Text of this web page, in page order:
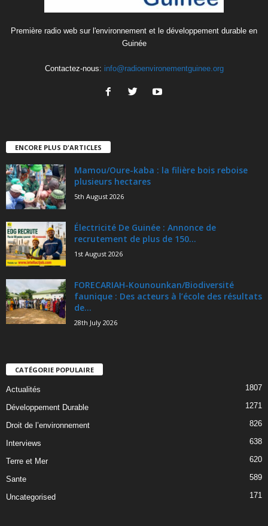
Première radio web sur l'environnement et le développement durable en
Guinée
Contactez-nous: info@radioenvironementguinee.org
ENCORE PLUS D'ARTICLES
Mamou/Oure-kaba : la filière bois reboise
plusieurs hectares
5th August 2026
Électricité De Guinée : Annonce de
recrutement de plus de 150...
1st August 2026
FORECARIAH-Kounounkan/Biodiversité
faunique : Des acteurs à l’école des résultats
de...
28th July 2026
CATÉGORIE POPULAIRE
Actualités 1807
Développement Durable 1271
Droit de l’environnement 826
Interviews 638
Terre et Mer 620
Sante 589
Uncategorised 171